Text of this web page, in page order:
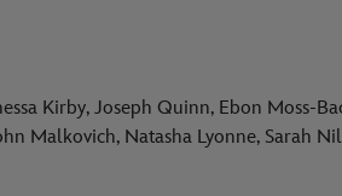
Kirby, Joseph Quinn, Ebon Moss-
Malkovich, Natasha Lyonne, Sarah